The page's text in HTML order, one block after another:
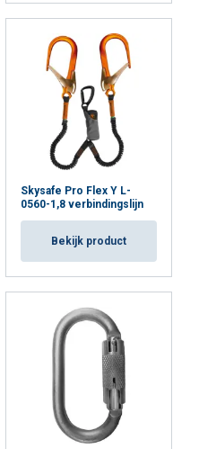
Skysafe Pro Flex Y L-
0560-1,8 verbindingslijn
Bekijk product